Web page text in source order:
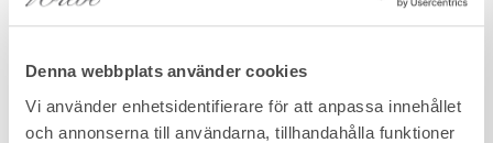
Denna webbplats använder cookies
Vi använder enhetsidentifierare för att anpassa innehållet
och annonserna till användarna, tillhandahålla funktioner